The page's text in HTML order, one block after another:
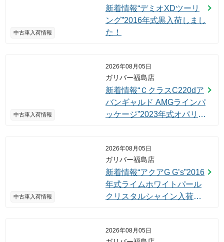
中古車入荷情報
新着情報“デミオXDツーリ
ング”2016年式黒入荷しまし
た！
中古車入荷情報
2026年08月05日
ガリバー福島店
新着情報“ＣクラスC220dア
バンギャルド AMGラインパ
ッケージ”2023年式オパリス
中古車入荷情報
2026年08月05日
ガリバー福島店
新着情報“アクアG G’s”2016
年式ライムホワイトパール
クリスタルシャイン入荷し
2026年08月05日